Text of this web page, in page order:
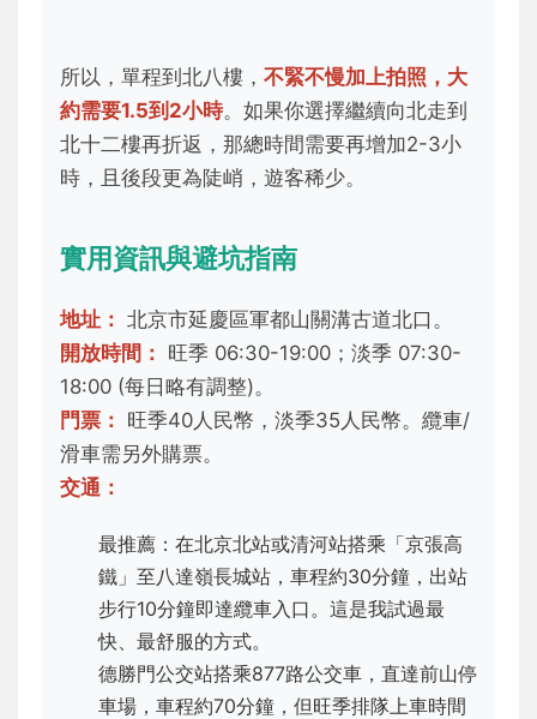
所以，單程到北八樓， 不緊不慢加上拍照，大
約需要1.5到2小時。如果你選擇繼續向北走到
北十二樓再折返，那總時間需要再增加2-3小
時，且後段更為陡峭，遊客稀少。
實用資訊與避坑指南
地址： 北京市延慶區軍都山關溝古道北口。
開放時間： 旺季 06:30-19:00；淡季 07:30-
18:00 (每日略有調整)。
門票： 旺季40人民幣，淡季35人民幣。纜車/
滑車需另外購票。
交通：
最推薦：在北京北站或清河站搭乘「京張高
鐵」至八達嶺長城站，車程約30分鐘，出站
步行10分鐘即達纜車入口。這是我試過最
快、最舒服的方式。
德勝門公交站搭乘877路公交車，直達前山停
車場，車程約70分鐘，但旺季排隊上車時間